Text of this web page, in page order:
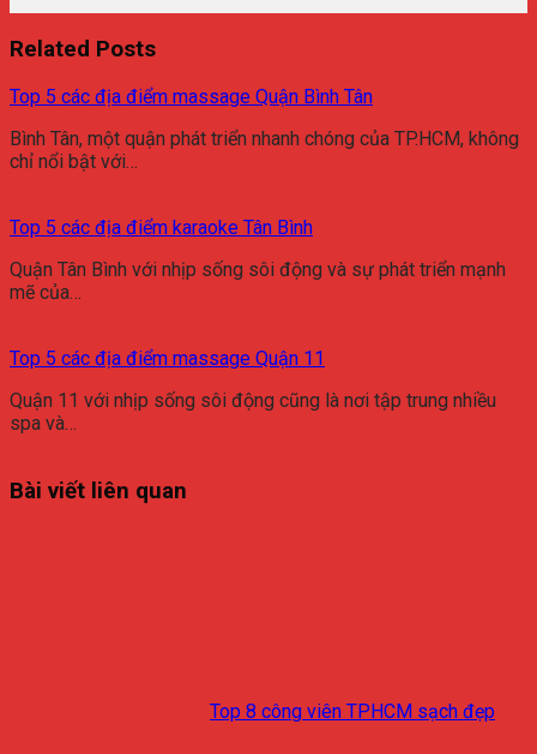
Related Posts
Top 5 các địa điểm massage Quận Bình Tân
Bình Tân, một quận phát triển nhanh chóng của TP.HCM, không
chỉ nổi bật với…
Top 5 các địa điểm karaoke Tân Bình
Quận Tân Bình với nhịp sống sôi động và sự phát triển mạnh
mẽ của…
Top 5 các địa điểm massage Quận 11
Quận 11 với nhịp sống sôi động cũng là nơi tập trung nhiều
spa và…
Bài viết liên quan
Top 8 công viên TPHCM sạch đẹp